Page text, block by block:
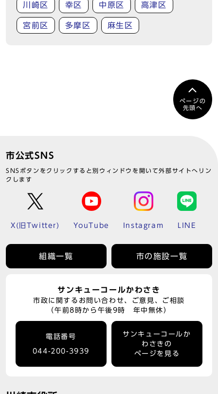
川崎区 幸区 中原区 高津区
宮前区 多摩区 麻生区
ページの
先頭へ
市公式SNS
SNSボタンをクリックすると別ウィンドウを開いて外部サイトへリン
クします
X(旧Twitter) YouTube Instagram LINE
組織一覧 市の施設一覧
サンキューコールかわさき
市政に関するお問い合わせ、ご意見、ご相談
（午前8時から午後9時 年中無休）
電話番号
044-200-3939
サンキューコールか
わさきの
ページを見る